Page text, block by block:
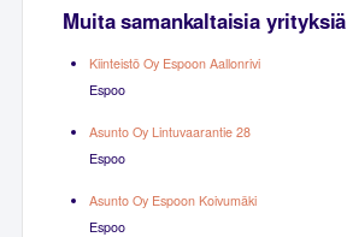
Muita samankaltaisia yrityksiä
Kiinteistö Oy Espoon Aallonrivi
Espoo
Asunto Oy Lintuvaarantie 28
Espoo
Asunto Oy Espoon Koivumäki
Espoo